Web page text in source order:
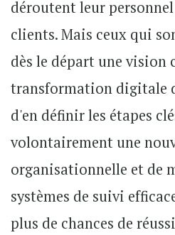
déroutent leur
clients. Mais ceux qui
dès le départ une vision
transformation digitale
d'en définir les étapes
volontairement une
organisationnelle et de
systèmes de suivi
plus de chances de